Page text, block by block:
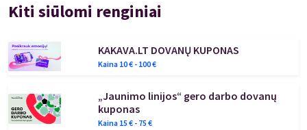
Kiti siūlomi renginiai
KAKAVA.LT DOVANŲ KUPONAS
Kaina 10€ - 100€
„Jaunimo linijos“ gero darbo dovanų
kuponas
Kaina 15 € - 75 €